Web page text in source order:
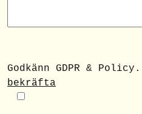
Godkänn GDPR & Policy.
bekräfta